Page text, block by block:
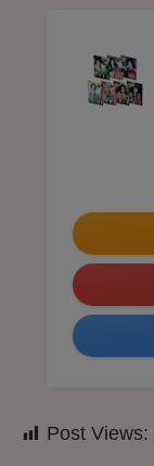
Post Views: